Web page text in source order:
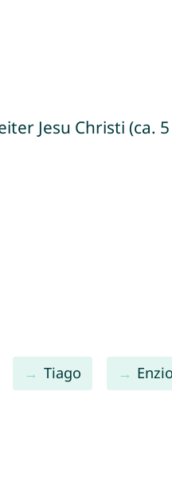
Jesu Christi (ca. 5
Tiago Enzio